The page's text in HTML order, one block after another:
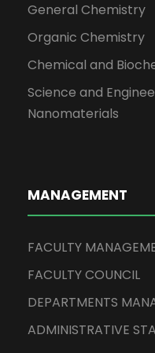
General Chemistry
Organic Chemistry
Chemical and
Science and
Nanomaterials
MANAGEMENT
FACULTY
FACULTY COUNCIL
DEPARTMENTS
ADMINISTRATIVE